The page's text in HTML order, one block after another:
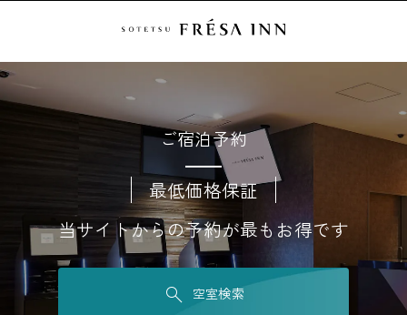
ご宿泊予約
最低価格保証
当サイトからの予約が最もお得です
空室検索